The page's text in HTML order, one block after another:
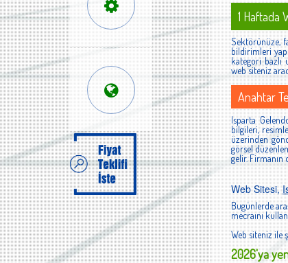
1 Haftada
Sektörünüze,
bildirimleri
kategori bazlı
web siteniz
Anahtar
Isparta
bilgileri,
üzerinden
görsel
gelir. Firmanın
Web Sitesi,
Bugünlerde
mecraını
Web siteniz ile
2026'ya